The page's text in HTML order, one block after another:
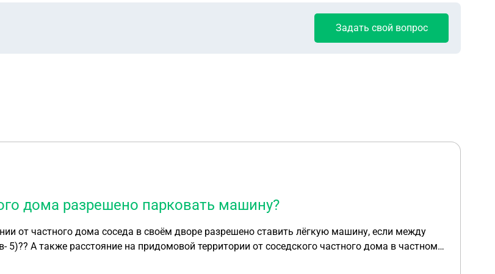
Задать свой вопрос
дома разрешено парковать машину?
от частного дома соседа в своём дворе разрешено ставить лёгкую машину, если между
А также расстояние на придомовой территории от соседского частного дома в частном
(50х и 60х годов???